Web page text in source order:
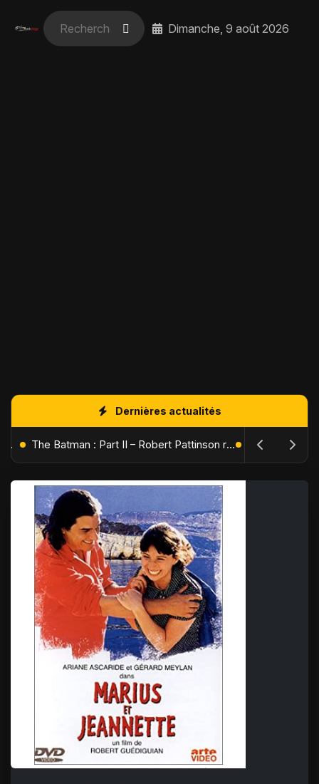
Dimanche, 9 août 2026
Dernières actualités
L'Âge de Glace : Le Réveil du Volcan – Manny, Sid et Diego de retour pour une aventure explosive The Batman : Part II – Robert Pattinson replonge dans les ténèbres de Gotham dès octobre 2027